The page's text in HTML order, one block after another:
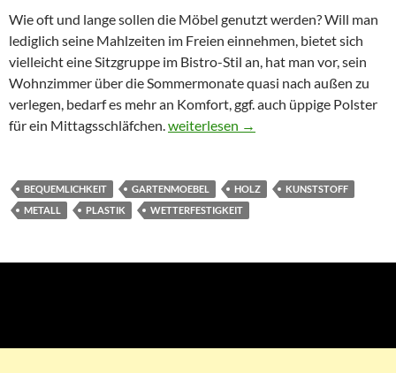
Wie oft und lange sollen die Möbel genutzt werden? Will man
lediglich seine Mahlzeiten im Freien einnehmen, bietet sich
vielleicht eine Sitzgruppe im Bistro-Stil an, hat man vor, sein
Wohnzimmer über die Sommermonate quasi nach außen zu
verlegen, bedarf es mehr an Komfort, ggf. auch üppige Polster
für ein Mittagsschläfchen.Kaufberater Gartenmöbel
weiterlesen →
BEQUEMLICHKEIT GARTENMOEBEL HOLZ
KUNSTSTOFF
METALL
PLASTIK WETTERFESTIGKEIT